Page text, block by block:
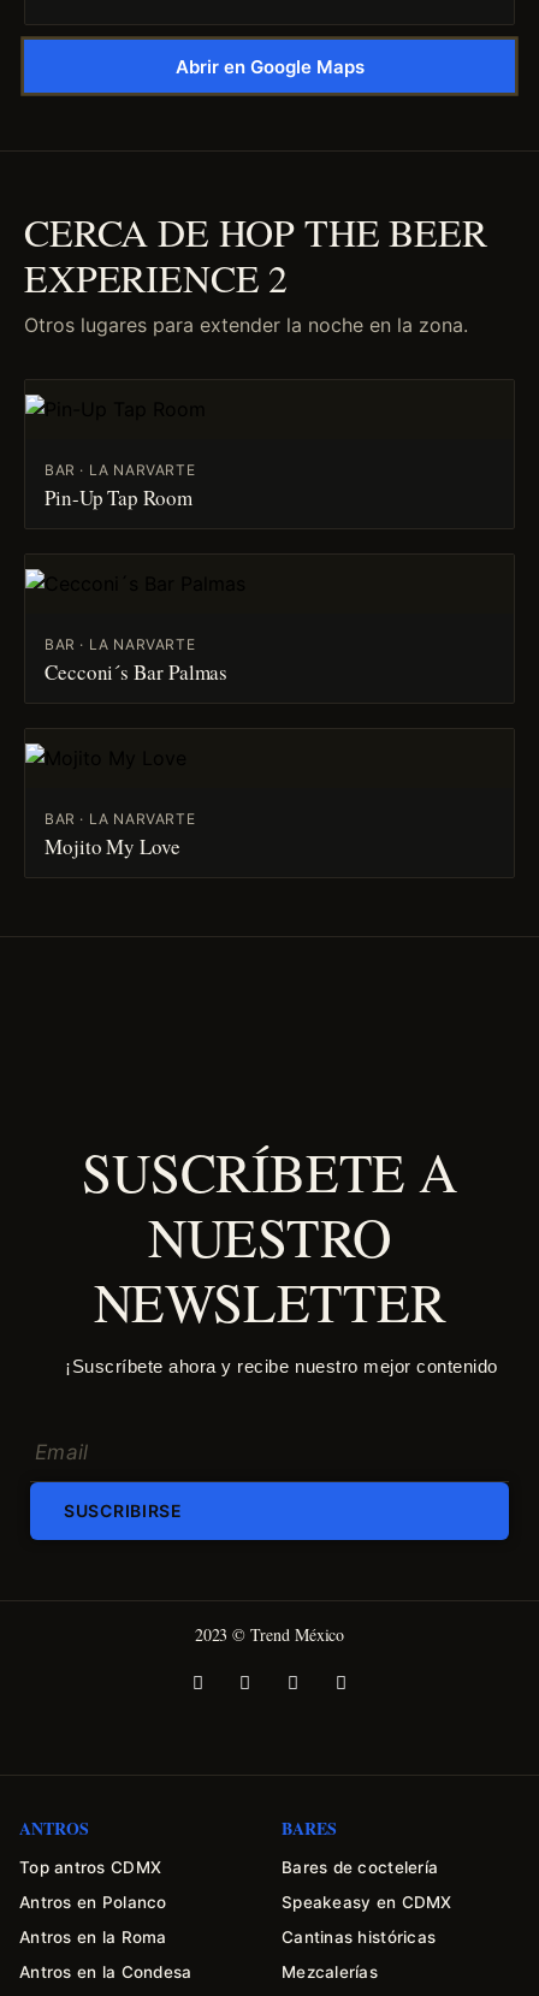
Abrir en Google Maps
CERCA DE HOP THE BEER
EXPERIENCE 2
Otros lugares para extender la noche en la zona.
BAR · LA NARVARTE
Pin-Up Tap Room
BAR · LA NARVARTE
Cecconi´s Bar Palmas
BAR · LA NARVARTE
Mojito My Love
SUSCRÍBETE A
NUESTRO
NEWSLETTER
¡Suscríbete ahora y recibe nuestro mejor contenido
SUSCRIBIRSE
2023 © Trend México
ANTROS
Top antros CDMX
Antros en Polanco
Antros en la Roma
Antros en la Condesa
BARES
Bares de coctelería
Speakeasy en CDMX
Cantinas históricas
Mezcalerías